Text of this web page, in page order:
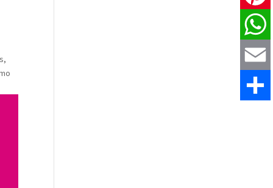
Email